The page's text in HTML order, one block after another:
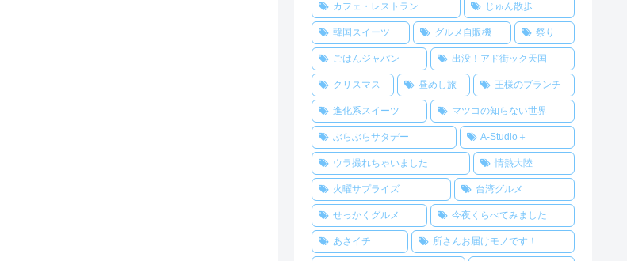
カフェ・レストラン じゅん散歩
韓国スイーツ グルメ自販機 祭り
ごはんジャパン 出没！アド街ック天国
クリスマス 昼めし旅 王様のブランチ
進化系スイーツ マツコの知らない世界
ぶらぶらサタデー A-Studio＋
ウラ撮れちゃいました 情熱大陸
火曜サプライズ 台湾グルメ
せっかくグルメ 今夜くらべてみました
あさイチ 所さんお届けモノです！